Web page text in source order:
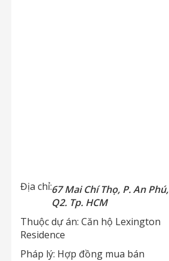
Địa chỉ:67 Mai Chí Thọ, P. An Phú,
Q2. Tp. HCM
Thuộc dự án: Căn hộ Lexington
Residence
Pháp lý: Hợp đồng mua bán